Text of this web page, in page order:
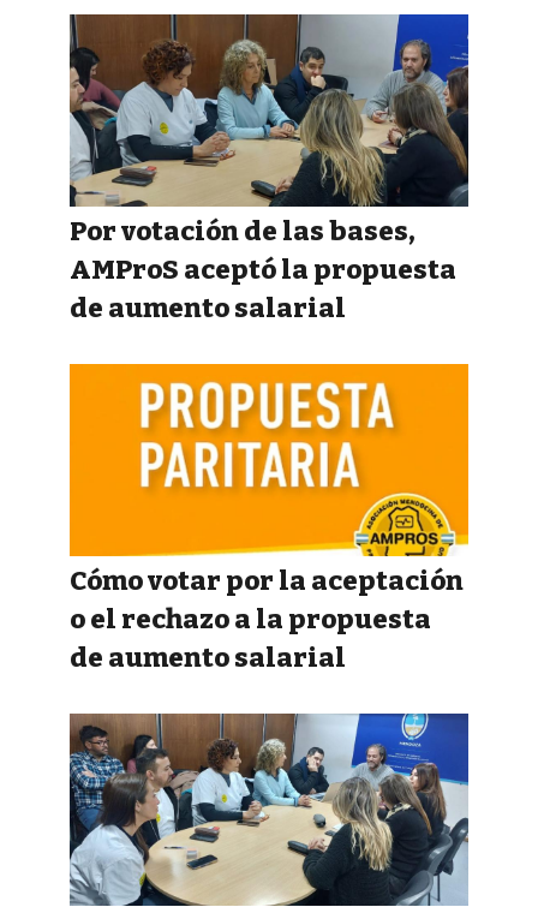
Por votación de las bases,
AMProS aceptó la propuesta
de aumento salarial
Cómo votar por la aceptación
o el rechazo a la propuesta
de aumento salarial